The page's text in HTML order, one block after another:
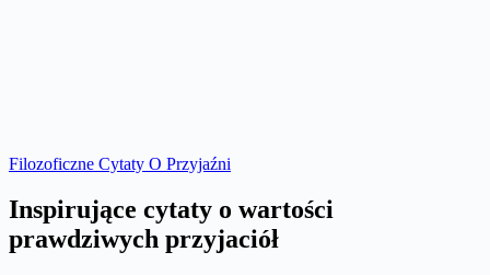
Filozoficzne Cytaty O Przyjaźni
Inspirujące cytaty o wartości
prawdziwych przyjaciół